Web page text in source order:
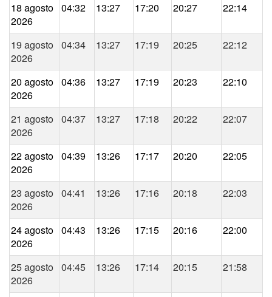
18 agosto
2026
04:32 13:27 17:20 20:27 22:14
19 agosto
2026
04:34 13:27 17:19 20:25 22:12
20 agosto
2026
04:36 13:27 17:19 20:23 22:10
21 agosto
2026
04:37 13:27 17:18 20:22 22:07
22 agosto
2026
04:39 13:26 17:17 20:20 22:05
23 agosto
2026
04:41 13:26 17:16 20:18 22:03
24 agosto
2026
04:43 13:26 17:15 20:16 22:00
25 agosto
2026
04:45 13:26 17:14 20:15 21:58